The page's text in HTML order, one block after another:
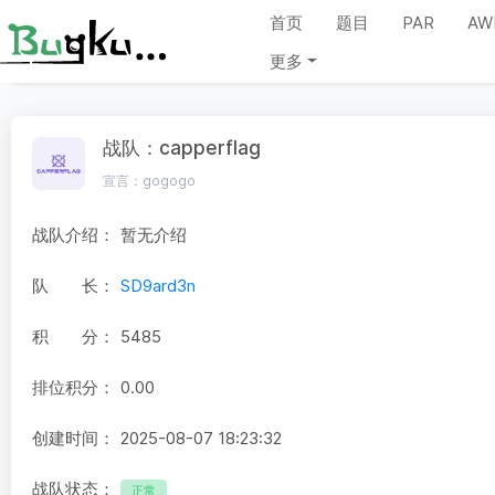
首页 题目 PAR
更多
战队：capperflag
宣言：gogogo
战队介绍： 暂无介绍
队 长： SD9ard3n
积 分： 5485
排位积分： 0.00
创建时间： 2025-08-07 18:23:32
战队状态： 正常